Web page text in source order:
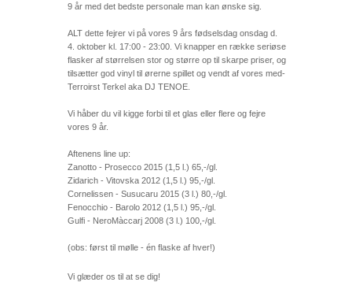
9 år med det bedste personale man kan ønske sig.
ALT dette fejrer vi på vores 9 års fødselsdag onsdag d.
4. oktober kl. 17:00 - 23:00. Vi knapper en række seriøse
flasker af størrelsen stor og større op til skarpe priser, og
tilsætter god vinyl til ørerne spillet og vendt af vores med-
Terroirst Terkel aka DJ TENOE.
Vi håber du vil kigge forbi til et glas eller flere og fejre
vores 9 år.
Aftenens line up:
Zanotto - Prosecco 2015 (1,5 l.) 65,-/gl.
Zidarich - Vitovska 2012 (1,5 l.) 95,-/gl.
Cornelissen - Susucaru 2015 (3 l.) 80,-/gl.
Fenocchio - Barolo 2012 (1,5 l.) 95,-/gl.
Gulfi - NeroMàccarj 2008 (3 l.) 100,-/gl.
(obs: først til mølle - én flaske af hver!)
Vi glæder os til at se dig!